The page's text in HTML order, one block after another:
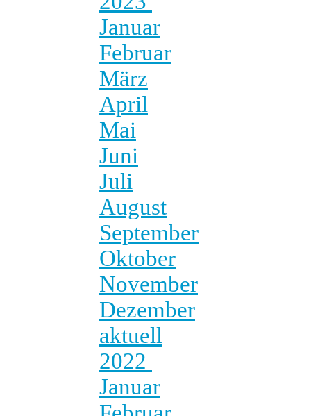
Januar
Februar
März
April
Mai
Juni
Juli
August
September
Oktober
November
Dezember
aktuell
2022
Januar